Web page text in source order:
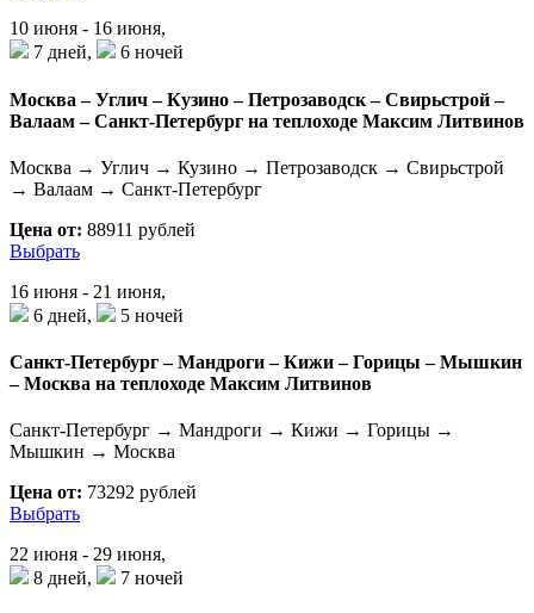
10 июня - 16 июня,
7 дней,
6 ночей
Москва – Углич – Кузино – Петрозаводск – Свирьстрой –
Валаам – Санкт-Петербург на теплоходе Максим Литвинов
Москва → Углич → Кузино → Петрозаводск → Свирьстрой
→ Валаам → Санкт-Петербург
Цена от: 88911 рублей
Выбрать
16 июня - 21 июня,
6 дней,
5 ночей
Санкт-Петербург – Мандроги – Кижи – Горицы – Мышкин
– Москва на теплоходе Максим Литвинов
Санкт-Петербург → Мандроги → Кижи → Горицы →
Мышкин → Москва
Цена от: 73292 рублей
Выбрать
22 июня - 29 июня,
8 дней,
7 ночей